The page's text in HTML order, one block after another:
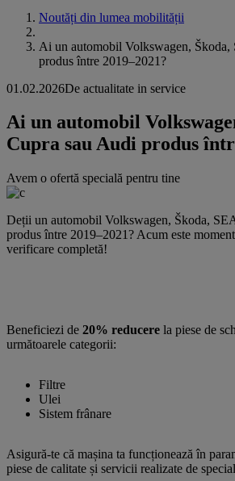
Noutăți din lumea mobilității
Ai un automobil Volkswagen, Škoda,
produs între 2019–2021?
01.02.2026De actualitate in service
Ai un automobil
Cupra sau Audi produs
Avem o ofertă specială pentru tine
Deții un automobil Volkswagen, Škoda,
produs între 2019–2021? Acum este
verificare completă!
Beneficiezi de 20% reducere la piese de
următoarele categorii:
Filtre
Ulei
Sistem frânare
Asigură-te că mașina ta funcționează în
piese de calitate și servicii realizate de